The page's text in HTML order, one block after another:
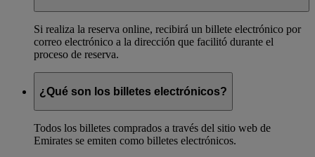
Si realiza la reserva online, recibirá un billete electrónico por
correo electrónico a la dirección que facilitó durante el
proceso de reserva.
¿Qué son los billetes electrónicos?
Todos los billetes comprados a través del sitio web de
Emirates se emiten como billetes electrónicos.